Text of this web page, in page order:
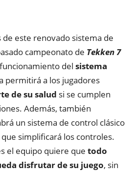
de este renovado sistema de
campeonato de Tekken 7
del sistema
permitirá a los jugadores
de su salud si se cumplen
Además, también
un sistema de control clásico
simplificará los controles.
el equipo quiere que todo
disfrutar de su juego, sin